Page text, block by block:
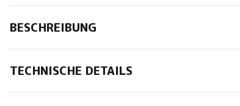
BESCHREIBUNG
TECHNISCHE DETAILS